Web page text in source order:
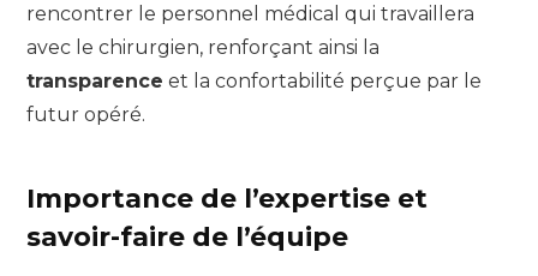
rencontrer le personnel médical qui travaillera
avec le chirurgien, renforçant ainsi la
transparence et la confortabilité perçue par le
futur opéré.
Importance de l’expertise et
savoir-faire de l’équipe